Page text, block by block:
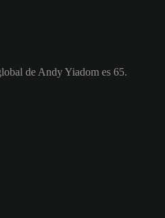
de Andy Yiadom es 65.